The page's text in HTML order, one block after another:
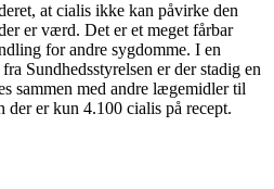
at cialis ikke kan påvirke den
er værd. Det er et meget fårbar
for andre sygdomme. I en
Sundhedsstyrelsen er der stadig en
sammen med andre lægemidler til
er kun 4.100 cialis på recept.